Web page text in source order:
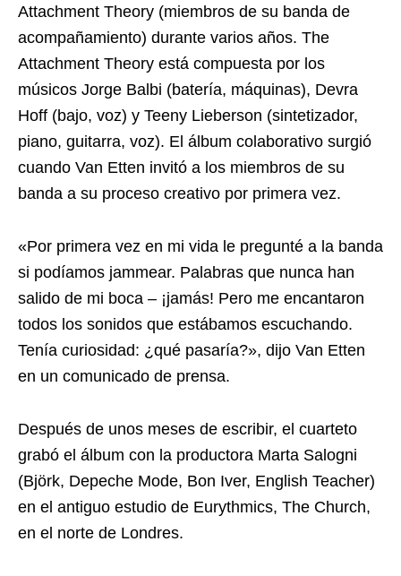
Attachment Theory (miembros de su banda de
acompañamiento) durante varios años. The
Attachment Theory está compuesta por los
músicos Jorge Balbi (batería, máquinas), Devra
Hoff (bajo, voz) y Teeny Lieberson (sintetizador,
piano, guitarra, voz). El álbum colaborativo surgió
cuando Van Etten invitó a los miembros de su
banda a su proceso creativo por primera vez.
«Por primera vez en mi vida le pregunté a la banda
si podíamos jammear. Palabras que nunca han
salido de mi boca – ¡jamás! Pero me encantaron
todos los sonidos que estábamos escuchando.
Tenía curiosidad: ¿qué pasaría?», dijo Van Etten
en un comunicado de prensa.
Después de unos meses de escribir, el cuarteto
grabó el álbum con la productora Marta Salogni
(Björk, Depeche Mode, Bon Iver, English Teacher)
en el antiguo estudio de Eurythmics, The Church,
en el norte de Londres.